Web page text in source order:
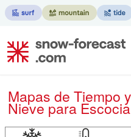
Mapas de Tiempo y Condiciones de
Nievepara Escocia